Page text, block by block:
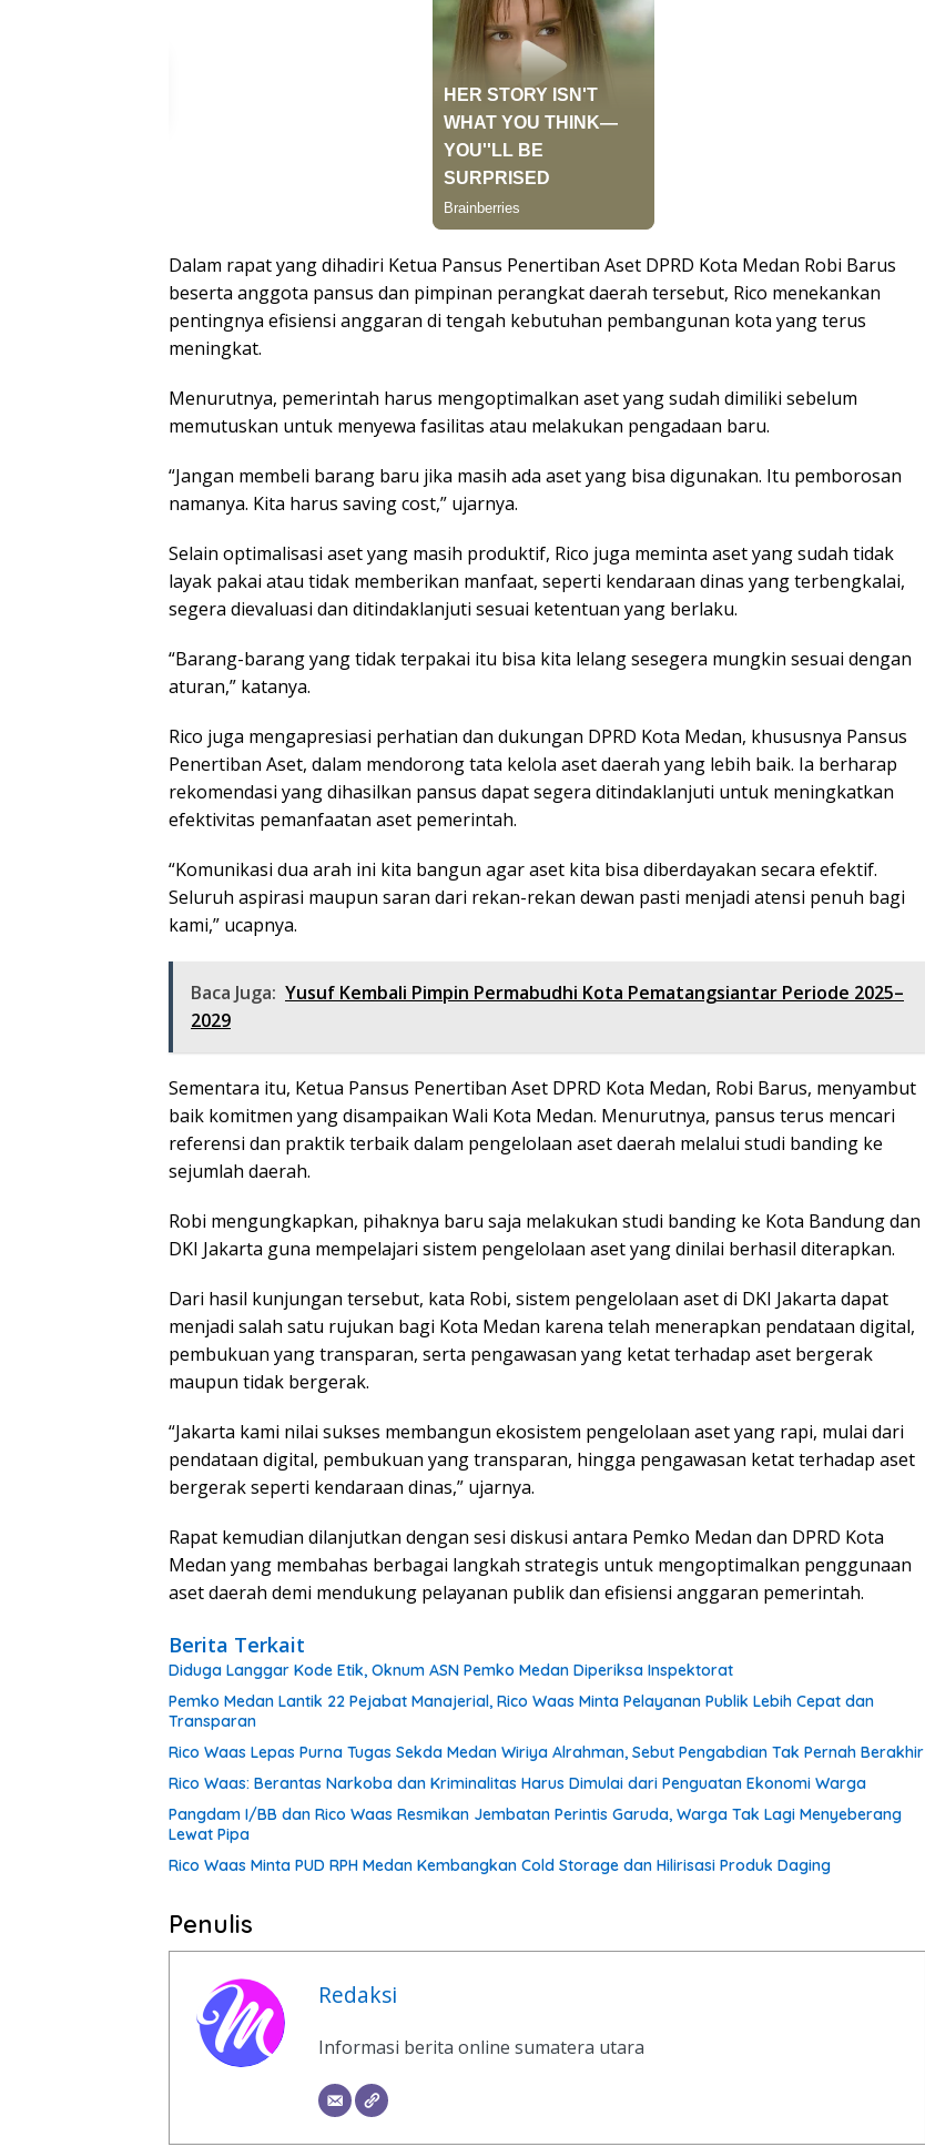
Dalam rapat yang dihadiri Ketua Pansus Penertiban Aset DPRD Kota Medan Robi Barus
beserta anggota pansus dan pimpinan perangkat daerah tersebut, Rico menekankan
pentingnya efisiensi anggaran di tengah kebutuhan pembangunan kota yang terus
meningkat.
Menurutnya, pemerintah harus mengoptimalkan aset yang sudah dimiliki sebelum
memutuskan untuk menyewa fasilitas atau melakukan pengadaan baru.
“Jangan membeli barang baru jika masih ada aset yang bisa digunakan. Itu pemborosan
namanya. Kita harus saving cost,” ujarnya.
Selain optimalisasi aset yang masih produktif, Rico juga meminta aset yang sudah tidak
layak pakai atau tidak memberikan manfaat, seperti kendaraan dinas yang terbengkalai,
segera dievaluasi dan ditindaklanjuti sesuai ketentuan yang berlaku.
“Barang-barang yang tidak terpakai itu bisa kita lelang sesegera mungkin sesuai dengan
aturan,” katanya.
Rico juga mengapresiasi perhatian dan dukungan DPRD Kota Medan, khususnya Pansus
Penertiban Aset, dalam mendorong tata kelola aset daerah yang lebih baik. Ia berharap
rekomendasi yang dihasilkan pansus dapat segera ditindaklanjuti untuk meningkatkan
efektivitas pemanfaatan aset pemerintah.
“Komunikasi dua arah ini kita bangun agar aset kita bisa diberdayakan secara efektif.
Seluruh aspirasi maupun saran dari rekan-rekan dewan pasti menjadi atensi penuh bagi
kami,” ucapnya.
Baca Juga: Yusuf Kembali Pimpin Permabudhi Kota Pematangsiantar Periode 2025–
2029
Sementara itu, Ketua Pansus Penertiban Aset DPRD Kota Medan, Robi Barus, menyambut
baik komitmen yang disampaikan Wali Kota Medan. Menurutnya, pansus terus mencari
referensi dan praktik terbaik dalam pengelolaan aset daerah melalui studi banding ke
sejumlah daerah.
Robi mengungkapkan, pihaknya baru saja melakukan studi banding ke Kota Bandung dan
DKI Jakarta guna mempelajari sistem pengelolaan aset yang dinilai berhasil diterapkan.
Dari hasil kunjungan tersebut, kata Robi, sistem pengelolaan aset di DKI Jakarta dapat
menjadi salah satu rujukan bagi Kota Medan karena telah menerapkan pendataan digital,
pembukuan yang transparan, serta pengawasan yang ketat terhadap aset bergerak
maupun tidak bergerak.
“Jakarta kami nilai sukses membangun ekosistem pengelolaan aset yang rapi, mulai dari
pendataan digital, pembukuan yang transparan, hingga pengawasan ketat terhadap aset
bergerak seperti kendaraan dinas,” ujarnya.
Rapat kemudian dilanjutkan dengan sesi diskusi antara Pemko Medan dan DPRD Kota
Medan yang membahas berbagai langkah strategis untuk mengoptimalkan penggunaan
aset daerah demi mendukung pelayanan publik dan efisiensi anggaran pemerintah.
Berita Terkait
Diduga Langgar Kode Etik, Oknum ASN Pemko Medan Diperiksa Inspektorat
Pemko Medan Lantik 22 Pejabat Manajerial, Rico Waas Minta Pelayanan Publik Lebih Cepat dan
Transparan
Rico Waas Lepas Purna Tugas Sekda Medan Wiriya Alrahman, Sebut Pengabdian Tak Pernah Berakhir
Rico Waas: Berantas Narkoba dan Kriminalitas Harus Dimulai dari Penguatan Ekonomi Warga
Pangdam I/BB dan Rico Waas Resmikan Jembatan Perintis Garuda, Warga Tak Lagi Menyeberang
Lewat Pipa
Rico Waas Minta PUD RPH Medan Kembangkan Cold Storage dan Hilirisasi Produk Daging
Penulis
Redaksi
Informasi berita online sumatera utara